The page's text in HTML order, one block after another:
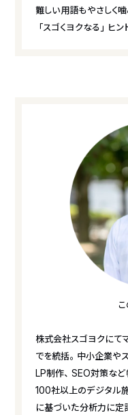
難しい用語もやさしく
「スゴくヨクなる」ヒ
株式会社スゴヨクにて
でを統括。中小企業や
LP制作、SEO対策など
100社以上のデジタル
に基づいた分析力に定